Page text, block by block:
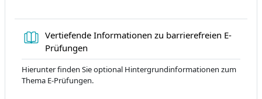
Vertiefende Informationen zu barrierefreien E-
Prüfungen
Hierunter finden Sie optional Hintergrundinformationen zum
Thema E-Prüfungen.